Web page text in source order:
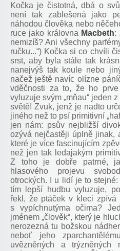
Kočka je čistotná, dbá o
není tak zablešená jako
náhodou člověka nebo
ruce jako královna Macbeth:
nemizíš? Ani všechny
ručku...“) Kočka si co chvíli
srst, aby byla stále tak
nanejvýš tak koule nebo
načež ještě navíc olízne
vděčnosti za to, že ho
vyluzuje svým „mňau“ jeden
světě! Zvuk, jenž je nadto
jiného než to psí primitivní
jen nám: psův nejbližší
ozývá nejčastěji úplně jinak,
které je více fascinujícím
než jen tak ledajakým
Z toho je dobře patrné,
hlasového projevu
otrockých. I u lidí je to
tím lepší hudbu vyluzuje,
řekl, že ptáček v kleci
s vypíchnutýma očima?
jménem „člověk“, který je
nerozezná tu božskou
neboť jeho
uvězněných a trýzněných